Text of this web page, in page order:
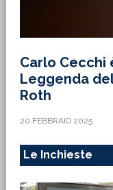
Carlo Cecchi
Leggenda
Roth
20 FEBBRAIO 2025
Le Inchieste